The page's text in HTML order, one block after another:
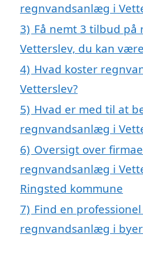
regnvandsanlæg i
3) Få nemt 3 tilbud
Vetterslev, du kan
4) Hvad koster
Vetterslev?
5) Hvad er med til at
regnvandsanlæg i
6) Oversigt over
regnvandsanlæg i
Ringsted kommune
7) Find en
regnvandsanlæg i